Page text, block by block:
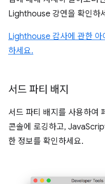
Lighthouse 강연을 확인하
Lighthouse 감사에 관한 아
하세요.
서드 파티 배지
서드 파티 배지를 사용하여
콘솔에 로깅하고,
한 정보를 확인하세요.